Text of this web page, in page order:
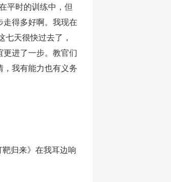
平时的训练中，但
走得多好啊。我现在
天很快过去了，
更进了一步。教官们
，我有能力也有义务
归来》在我耳边响